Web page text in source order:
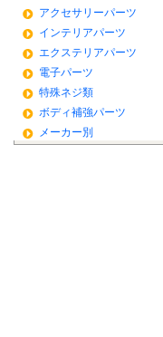
アクセサリーパーツ
インテリアパーツ
エクステリアパーツ
電子パーツ
特殊ネジ類
ボディ補強パーツ
メーカー別